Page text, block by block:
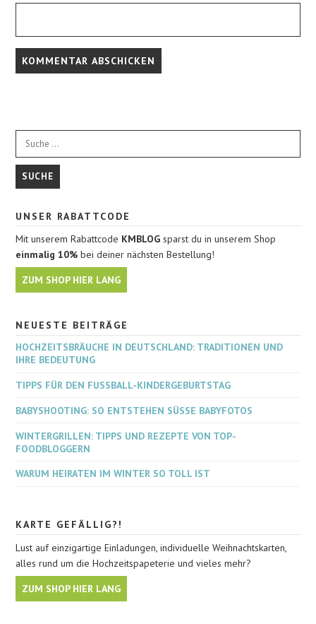
UNSER RABATTCODE
Mit unserem Rabattcode KMBLOG sparst du in unserem Shop
einmalig 10% bei deiner nächsten Bestellung!
ZUM SHOP HIER LANG
NEUESTE BEITRÄGE
HOCHZEITSBRÄUCHE IN DEUTSCHLAND: TRADITIONEN UND
IHRE BEDEUTUNG
TIPPS FÜR DEN FUSSBALL-KINDERGEBURTSTAG
BABYSHOOTING: SO ENTSTEHEN SÜSSE BABYFOTOS
WINTERGRILLEN: TIPPS UND REZEPTE VON TOP-
FOODBLOGGERN
WARUM HEIRATEN IM WINTER SO TOLL IST
KARTE GEFÄLLIG?!
Lust auf einzigartige Einladungen, individuelle Weihnachtskarten,
alles rund um die Hochzeitspapeterie und vieles mehr?
ZUM SHOP HIER LANG